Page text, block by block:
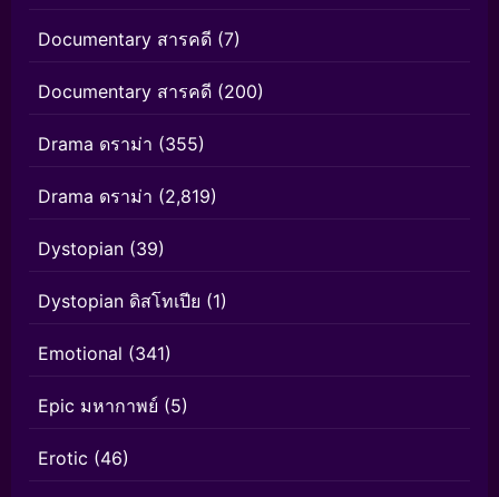
Documentary สารคดี (7)
Documentary สารคดี (200)
Drama ดราม่า (355)
Drama ดราม่า (2,819)
Dystopian (39)
Dystopian ดิสโทเปีย (1)
Emotional (341)
Epic มหากาพย์ (5)
Erotic (46)